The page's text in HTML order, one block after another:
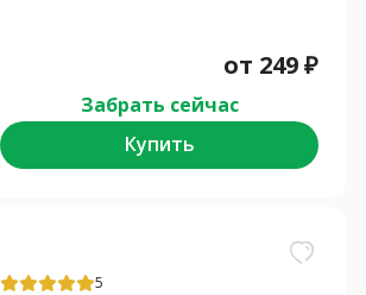
от 249₽
Забрать сейчас
Купить
5